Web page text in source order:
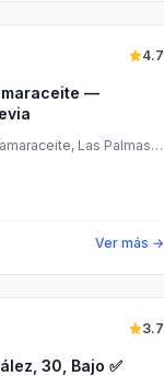
—
4.7
Las Palmas,
Ver más →
30, Bajo ✅
3.7